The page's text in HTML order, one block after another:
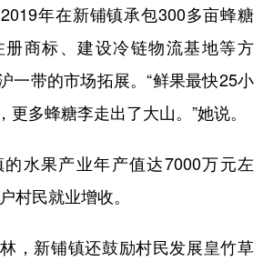
年在新铺镇承包300多亩蜂糖
商标、建设冷链物流基地等方
一带的市场拓展。“鲜果最快25小
多蜂糖李走出了大山。”她说。
果产业年产值达7000万元左
村民就业增收。
新铺镇还鼓励村民发展皇竹草